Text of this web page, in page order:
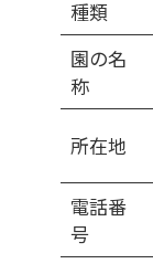
種類
園の名
称
所在地
電話番
号